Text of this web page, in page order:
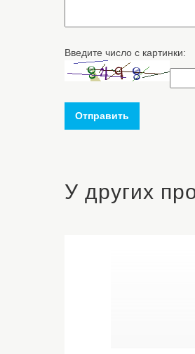
Введите число с картинки:
Отправить
У других